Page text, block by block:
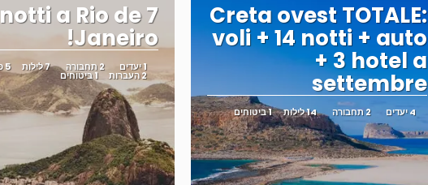
Creta ovest TOTALE:
voli + 14 notti + auto
+ 3 hotel a
settembre
4 יעדים 2 תחבורה 14 לילות 1 ביטוחים
7 notti a Rio de
Janeiro!
1 יעדים 2 תחבורה 7 לילות 5 פעילויות
2 העברות 1 ביטוחים